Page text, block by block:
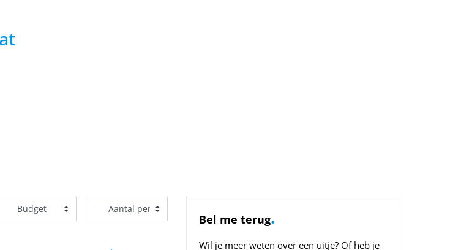
Bel me terug.
Wil je meer weten over een uitje? Of heb je